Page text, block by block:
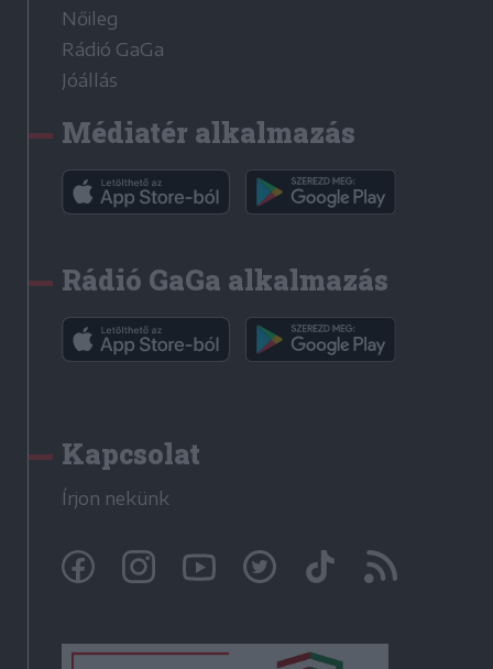
Nőileg
Rádió GaGa
Jóállás
Médiatér alkalmazás
Rádió GaGa alkalmazás
Kapcsolat
Írjon nekünk